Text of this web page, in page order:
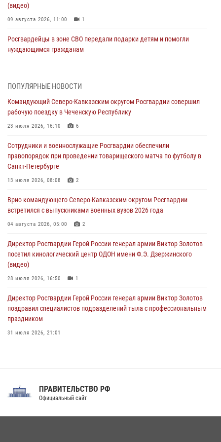
(видео)
09 августа 2026, 11:00 1
Росгвардейцы в зоне СВО передали подарки детям и помогли
нуждающимся гражданам
В Чеченской Республике пожарные расчеты Росгвардии и МЧС
09 августа 2026, 08:00
В Центральных регионах России продолжается ведомственная
09 августа 2026, 08:00
Лучшие футбольные команды Южного округа Росгвардии
определили на Кубани
В Кузбассе росгвардейцы помогли вернуть горожанке пропавшую
мать
ПОПУЛЯРНЫЕ НОВОСТИ
Командующий Северо-Кавказским округом Росгвардии совершил
рабочую поездку в Чеченскую Республику
23 июля 2026, 16:10 6
Сотрудники и военнослужащие Росгвардии обеспечили
правопорядок при проведении товарищеского матча по футболу в
Санкт-Петербурге
13 июля 2026, 08:08 2
Врио командующего Северо-Кавказским округом Росгвардии
встретился с выпускниками военных вузов 2026 года
04 августа 2026, 05:00 2
Директор Росгвардии Герой России генерал армии Виктор Золотов
посетил кинологический центр ОДОН имени Ф.Э. Дзержинского
(видео)
28 июля 2026, 16:50 1
Директор Росгвардии Герой России генерал армии Виктор Золотов
поздравил специалистов подразделений тыла с профессиональным
праздником
31 июля 2026, 21:01
Праздник «Один день с Росгвардией» к 105-летию Центрального
ПРАВИТЕЛЬСТВО РФ
Официальный сайт